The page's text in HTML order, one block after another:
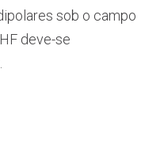
sob o campo
deve-se